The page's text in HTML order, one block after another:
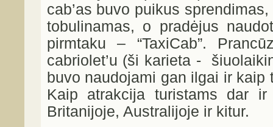
cab’as buvo puikus
tobulinamas, o pradėjus
pirmtaku – “TaxiCab”.
cabriolet’u (ši karieta -
buvo naudojami gan ilgai ir
Kaip atrakcija turistams dar
Britanijoje, Australijoje ir kitur.